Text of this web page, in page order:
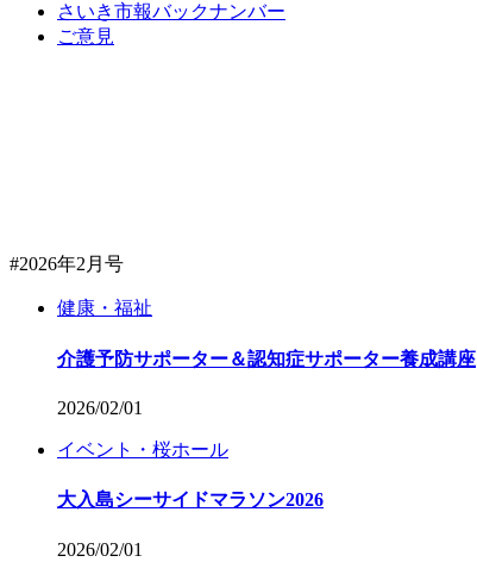
さいき市報バックナンバー
ご意見
#2026年2月号
健康・福祉
介護予防サポーター＆認知症サポーター養成講座
2026/02/01
イベント・桜ホール
大入島シーサイドマラソン2026
2026/02/01